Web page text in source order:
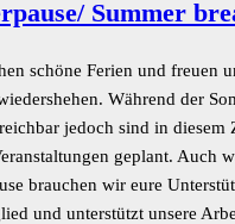
Summer
schöne Ferien und freuen
Während der
jedoch sind in diesem
geplant. Auch
brauchen wir eure
und unterstützt unsere